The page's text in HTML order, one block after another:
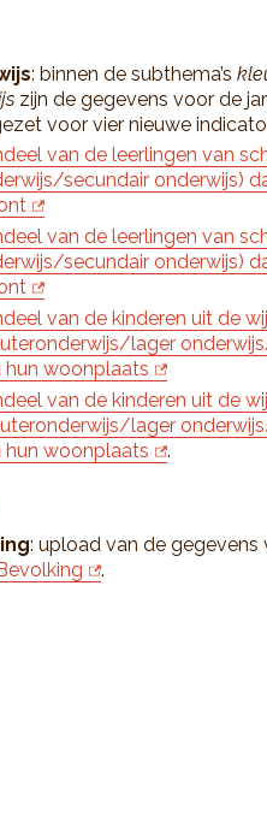
: binnen de subthema’s
zijn de gegevens voor de
voor vier nieuwe
van de leerlingen van
secundair onderwijs)
van de leerlingen van
secundair onderwijs)
van de kinderen uit de
lager
hun woonplaats
van de kinderen uit de
lager
hun woonplaats
.
: upload van de
.